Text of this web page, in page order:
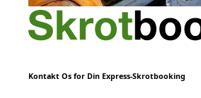
Kontakt Os for Din Express-Skrotbooking